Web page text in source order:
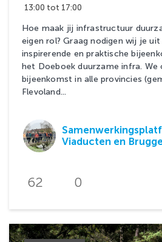
13:00 tot 17:00
Hoe maak jij infrastructuur
eigen rol? Graag nodigen wij je
inspirerende en praktische
het Doeboek duurzame infra. We
bijeenkomst in alle provincies
Flevoland...
Viaducten en
62 0